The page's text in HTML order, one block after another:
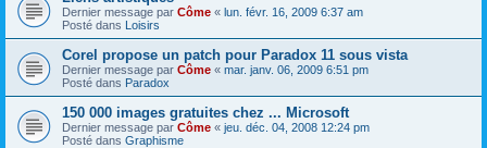
Dernier message par Côme « lun. févr. 16, 2009 6:37 am
Posté dans Loisirs
Corel propose un patch pour Paradox 11 sous vista
Dernier message par Côme « mar. janv. 06, 2009 6:51 pm
Posté dans Paradox
150 000 images gratuites chez ... Microsoft
Dernier message par Côme « jeu. déc. 04, 2008 12:24 pm
Posté dans Graphisme